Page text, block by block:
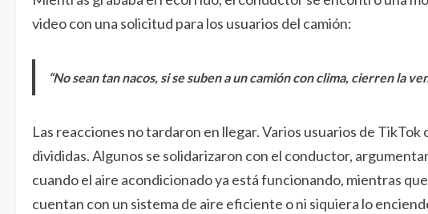
video con una solicitud para los usuarios del camión:
“No sean tan nacos, si se suben a un camión con clima, cierren la
Las reacciones no tardaron en llegar. Varios usuarios de
divididas. Algunos se solidarizaron con el conductor,
cuando el aire acondicionado ya está funcionando, mientras
cuentan con un sistema de aire eficiente o ni siquiera lo